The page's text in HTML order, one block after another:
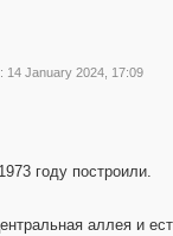
14 January 2024, 17:09
году построили.
аллея и